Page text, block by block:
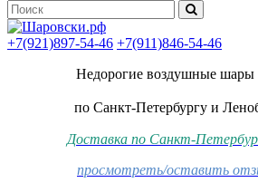
+7(921)897-54-46 +7(911)846-54-46
Недорогие воздушные шары
по Санкт-Петербургу и
Доставка по Санкт-
просмотреть/оставить